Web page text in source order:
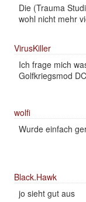
Die (Trauma
wohl nicht mehr
VirusKiller
Ich frage mich
Golfkriegsmod
wolfi
Wurde einfach
Black.Hawk
jo sieht gut aus